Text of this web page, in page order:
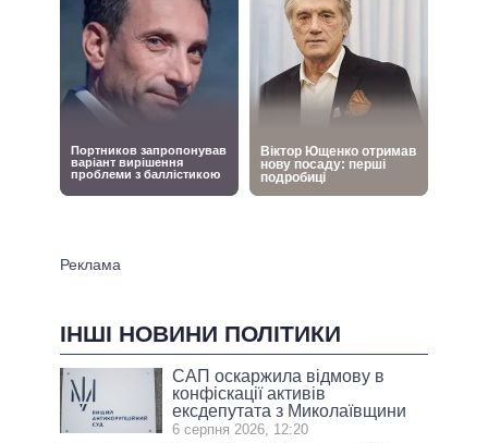
ІНШІ НОВИНИ ПОЛІТИКИ
САП оскаржила відмову в
конфіскації активів
ексдепутата з Миколаївщини
6 серпня 2026, 12:20